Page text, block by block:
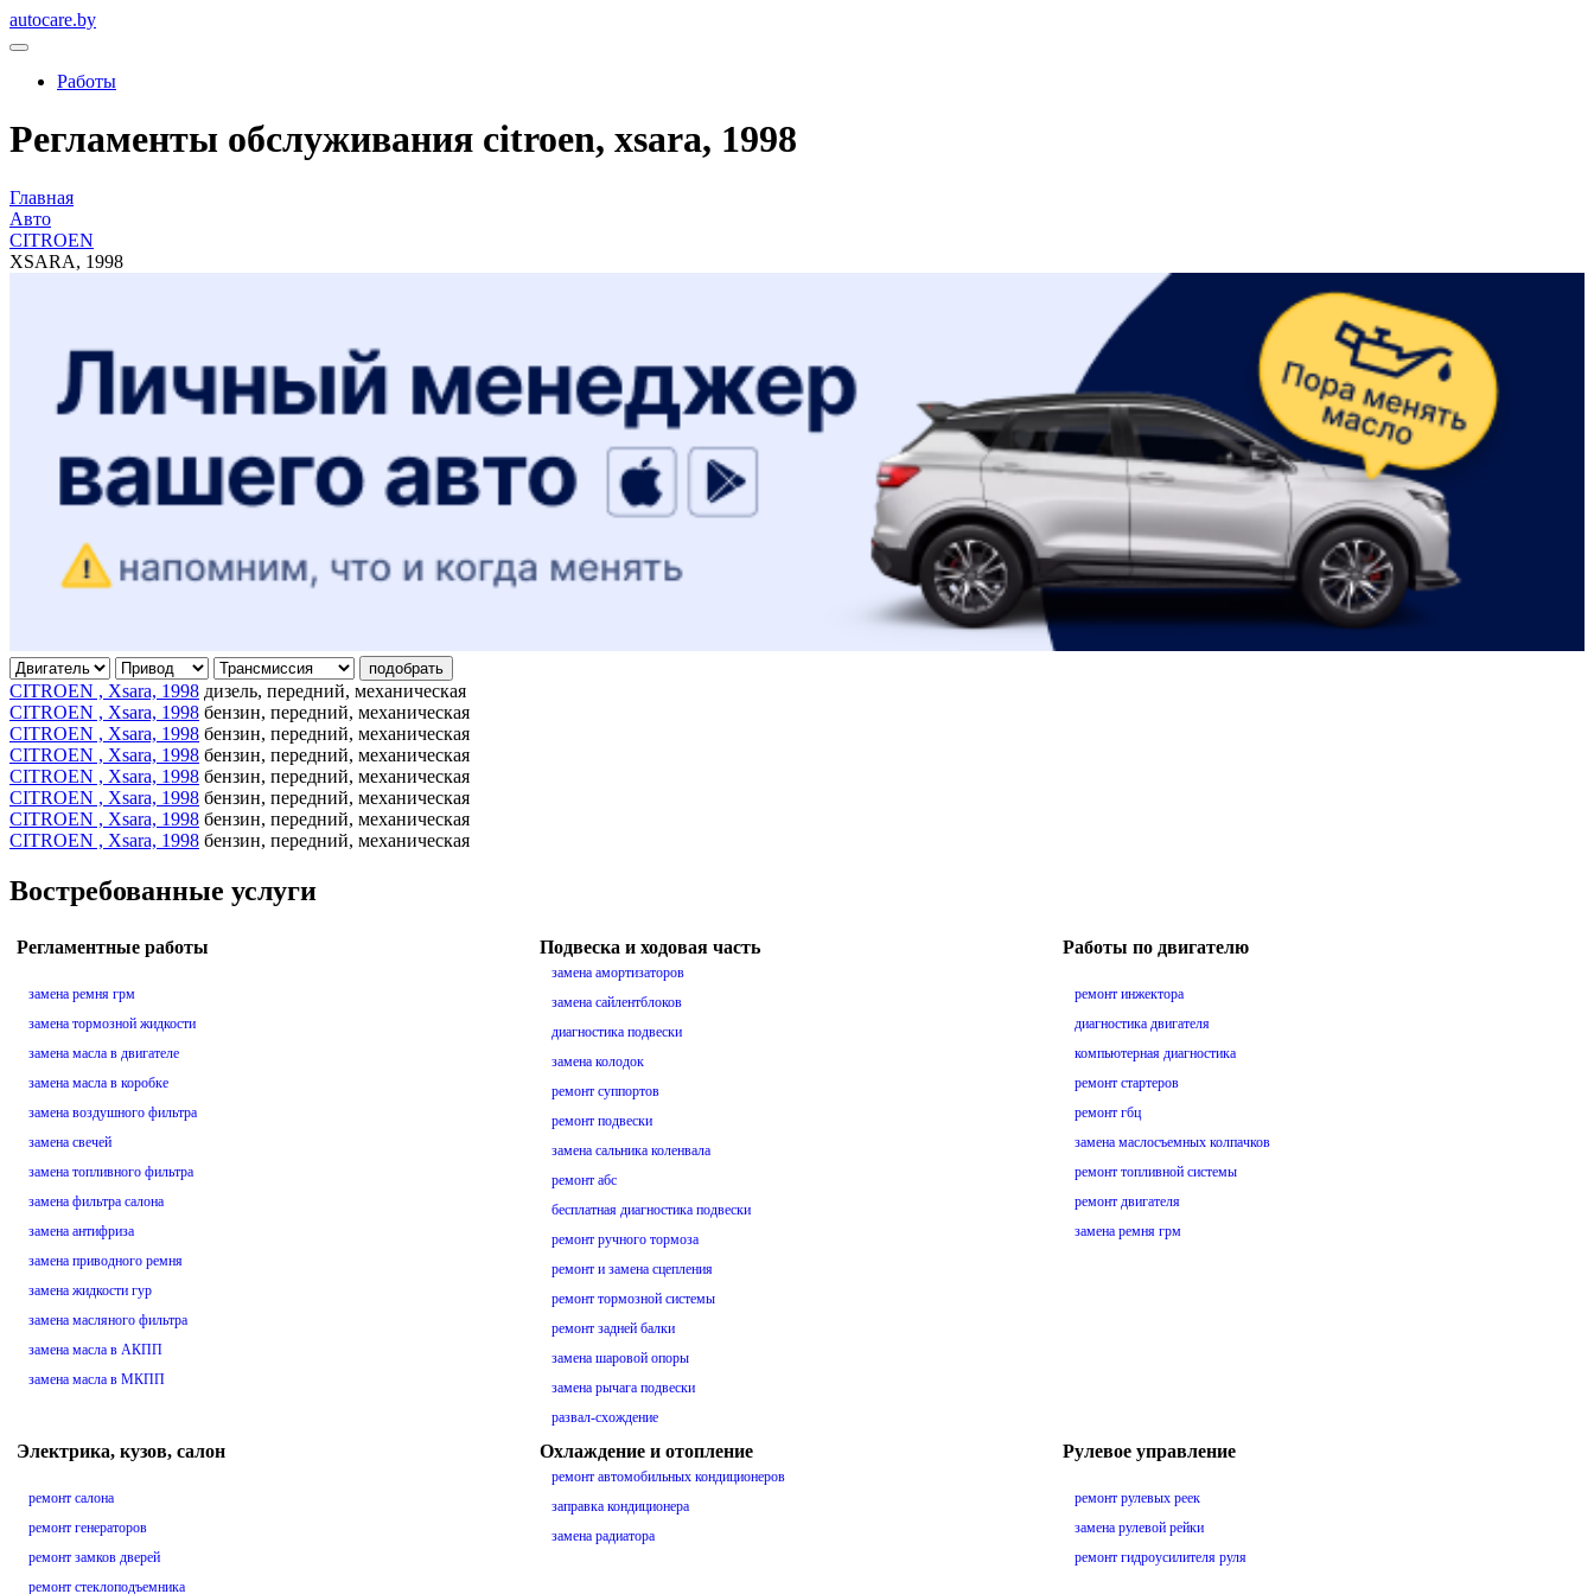
autocare.by
Работы
Регламенты обслуживания citroen, xsara, 1998
Главная
Авто
CITROEN
XSARA, 1998
подобрать
CITROEN , Xsara, 1998 дизель, передний, механическая
CITROEN , Xsara, 1998 бензин, передний, механическая
CITROEN , Xsara, 1998 бензин, передний, механическая
CITROEN , Xsara, 1998 бензин, передний, механическая
CITROEN , Xsara, 1998 бензин, передний, механическая
CITROEN , Xsara, 1998 бензин, передний, механическая
CITROEN , Xsara, 1998 бензин, передний, механическая
CITROEN , Xsara, 1998 бензин, передний, механическая
Востребованные услуги
Регламентные работы
замена ремня грм
замена тормозной жидкости
замена масла в двигателе
замена масла в коробке
замена воздушного фильтра
замена свечей
замена топливного фильтра
замена фильтра салона
замена антифриза
замена приводного ремня
замена жидкости гур
замена масляного фильтра
замена масла в АКПП
замена масла в МКПП
Подвеска и ходовая часть
замена амортизаторов
замена сайлентблоков
диагностика подвески
замена колодок
ремонт суппортов
ремонт подвески
замена сальника коленвала
ремонт абс
бесплатная диагностика подвески
ремонт ручного тормоза
ремонт и замена сцепления
ремонт тормозной системы
ремонт задней балки
замена шаровой опоры
замена рычага подвески
развал-схождение
Работы по двигателю
ремонт инжектора
диагностика двигателя
компьютерная диагностика
ремонт стартеров
ремонт гбц
замена маслосъемных колпачков
ремонт топливной системы
ремонт двигателя
замена ремня грм
Электрика, кузов, салон
ремонт салона
ремонт генераторов
ремонт замков дверей
ремонт стеклоподъемника
Охлаждение и отопление
ремонт автомобильных кондиционеров
заправка кондиционера
замена радиатора
Рулевое управление
ремонт рулевых реек
замена рулевой рейки
ремонт гидроусилителя руля